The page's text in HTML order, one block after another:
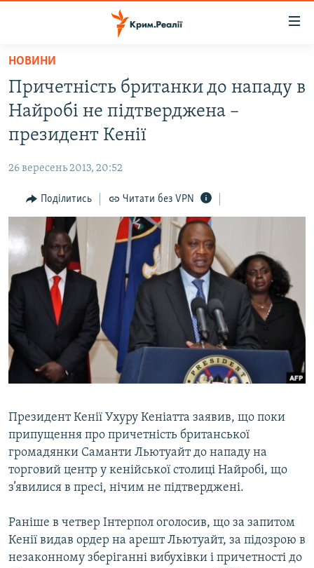
Перейти
основного
матеріалу
Перейти
до
основної
навігації
Перейти
до
пошуку
ВОДА.КРИМ
ВІДЕО ТА ФОТО
БЛОГИ
ПОГЛЯД
ІНТЕРВ'Ю
ВСЕ ЗА ДЕНЬ
СПЕЦПРОЕКТИ
ДЕПОРТАЦІЯ
ВІДЕОУРОКИ «ELIFBE»
СВІДЧЕННЯ ОКУПАЦІЇ
УКРАЇНСЬКА ПРОБЛЕМА КРИМУ
ЯК ОБІЙТИ БЛОКУВАННЯ
Qırımtatar
Усі сайти RFE/RL
НОВИНИ
Причетність британки до нападу в
Найробі не підтверджена –
президент Кенії
26 вересень 2013, 20:52
Поділитись Читати без VPN
Президент Кенії Ухуру Кеніатта заявив, що поки
припущення про причетність британської
громадянки Саманти Льютуайт до нападу на
торговий центр у кенійської столиці Найробі, що
з’явилися в пресі, нічим не підтверджені.
Раніше в четвер Інтерпол оголосив, що за запитом
Кенії видав ордер на арешт Льютуайт, за підозрою в
незаконному зберіганні вибухівки і причетності до